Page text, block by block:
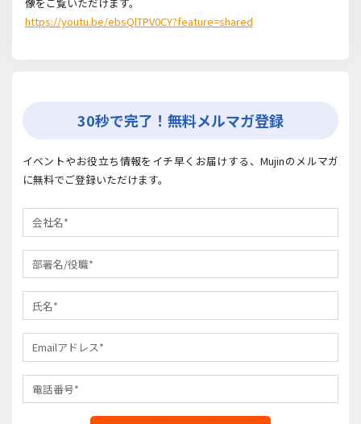
https://youtu.be/ebsQlTPV0CY?feature=shared
30秒で完了！無料メルマガ登録
イベントやお役立ち情報をイチ早くお届けする、Mujinのメルマガ
に無料でご登録いただけます。